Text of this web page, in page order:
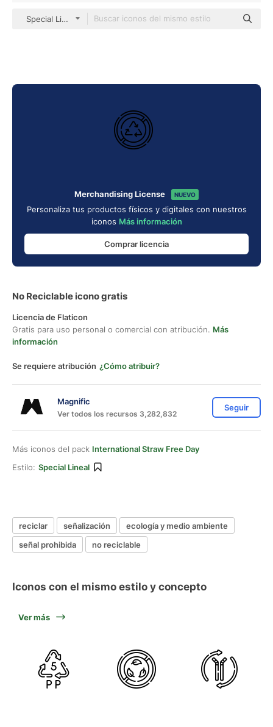
Special Lineal
Merchandising License NUEVO
Personaliza tus productos físicos y digitales con nuestros
iconos Más información
Comprar licencia
No Reciclable icono gratis
Licencia de Flaticon
Gratis para uso personal o comercial con atribución. Más
información
Se requiere atribución ¿Cómo atribuir?
Magnific
Ver todos los recursos 3,282,832
Seguir
Más iconos del pack International Straw Free Day
Estilo: Special Lineal
reciclar señalización
ecología y medio ambiente
señal prohibida
no reciclable
Iconos con el mismo estilo y concepto
Ver más